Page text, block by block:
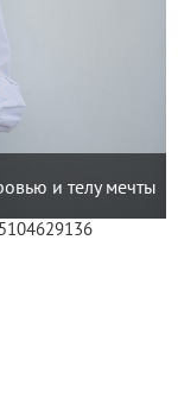
и телу мечты